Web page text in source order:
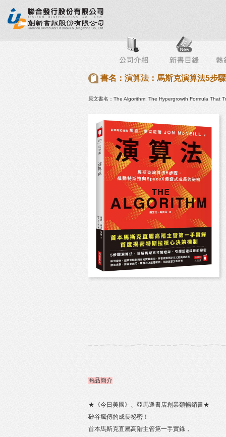
榜 出版社專區 書店專區 目錄下載 會員服務
書名：演算法：馬斯克演算法5步
原文書名：The Algorithm: The Hypergrowth Formula That
商品簡介
★《今日美國》、亞馬遜書店創業類暢銷書★
矽谷瘋傳的成長祕密！
首本馬斯克直屬高階主管第一手實錄，